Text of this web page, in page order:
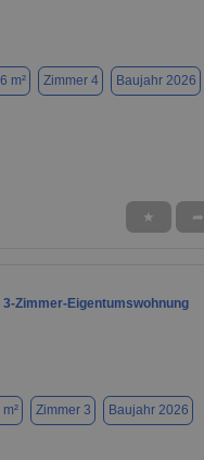
m² Zimmer 4 Baujahr 2026
★ ➦
Zimmer-Eigentumswohnung
Zimmer 3 Baujahr 2026